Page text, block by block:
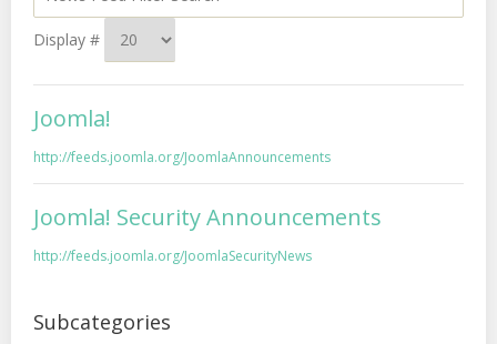
Display #
Joomla!
http://feeds.joomla.org/JoomlaAnnouncements
Joomla! Security Announcements
http://feeds.joomla.org/JoomlaSecurityNews
Subcategories